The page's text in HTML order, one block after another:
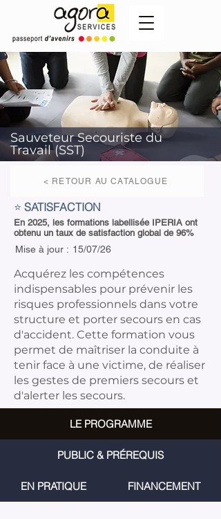
Sauveteur Secouriste du
Travail (SST)
< RETOUR AU CATALOGUE
⭐ SATISFACTION
En 2025, les formations labellisée IPERIA ont
obtenu un taux de satisfaction global de 96%
Mise à jour : 15/07/26
Acquérez les compétences
indispensables pour prévenir les
risques professionnels dans votre
structure et porter secours en cas
d'accident. Cette formation vous
permet de maîtriser la conduite à
tenir face à une victime, de réaliser
les gestes de premiers secours et
d'alerter les secours.
LE PROGRAMME
PUBLIC & PRÉREQUIS
EN PRATIQUE FINANCEMENT